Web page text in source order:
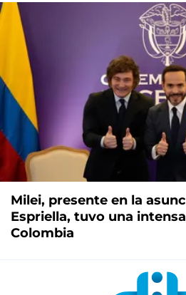
Milei, presente en la
Espriella, tuvo una
Colombia